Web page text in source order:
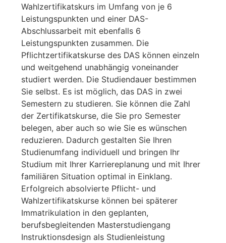
Wahlzertifikatskurs im Umfang von je 6
Leistungspunkten und einer DAS-
Abschlussarbeit mit ebenfalls 6
Leistungspunkten zusammen. Die
Pflichtzertifikatskurse des DAS können einzeln
und weitgehend unabhängig voneinander
studiert werden. Die Studiendauer bestimmen
Sie selbst. Es ist möglich, das DAS in zwei
Semestern zu studieren. Sie können die Zahl
der Zertifikatskurse, die Sie pro Semester
belegen, aber auch so wie Sie es wünschen
reduzieren. Dadurch gestalten Sie Ihren
Studienumfang individuell und bringen Ihr
Studium mit Ihrer Karriereplanung und mit Ihrer
familiären Situation optimal in Einklang.
Erfolgreich absolvierte Pflicht- und
Wahlzertifikatskurse können bei späterer
Immatrikulation in den geplanten,
berufsbegleitenden Masterstudiengang
Instruktionsdesign als Studienleistung